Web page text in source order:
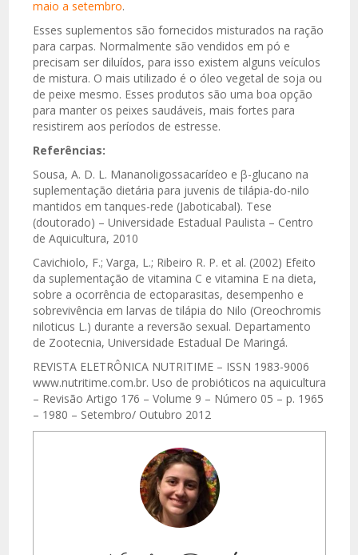
maio a setembro.
Esses suplementos são fornecidos misturados na ração
para carpas. Normalmente são vendidos em pó e
precisam ser diluídos, para isso existem alguns veículos
de mistura. O mais utilizado é o óleo vegetal de soja ou
de peixe mesmo. Esses produtos são uma boa opção
para manter os peixes saudáveis, mais fortes para
resistirem aos períodos de estresse.
Referências:
Sousa, A. D. L. Mananoligossacarídeo e β-glucano na
suplementação dietária para juvenis de tilápia-do-nilo
mantidos em tanques-rede (Jaboticabal). Tese
(doutorado) – Universidade Estadual Paulista – Centro
de Aquicultura, 2010
Cavichiolo, F.; Varga, L.; Ribeiro R. P. et al. (2002) Efeito
da suplementação de vitamina C e vitamina E na dieta,
sobre a ocorrência de ectoparasitas, desempenho e
sobrevivência em larvas de tilápia do Nilo (Oreochromis
niloticus L.) durante a reversão sexual. Departamento
de Zootecnia, Universidade Estadual De Maringá.
REVISTA ELETRÔNICA NUTRITIME – ISSN 1983-9006
www.nutritime.com.br. Uso de probióticos na aquicultura
– Revisão Artigo 176 – Volume 9 – Número 05 – p. 1965
– 1980 – Setembro/ Outubro 2012